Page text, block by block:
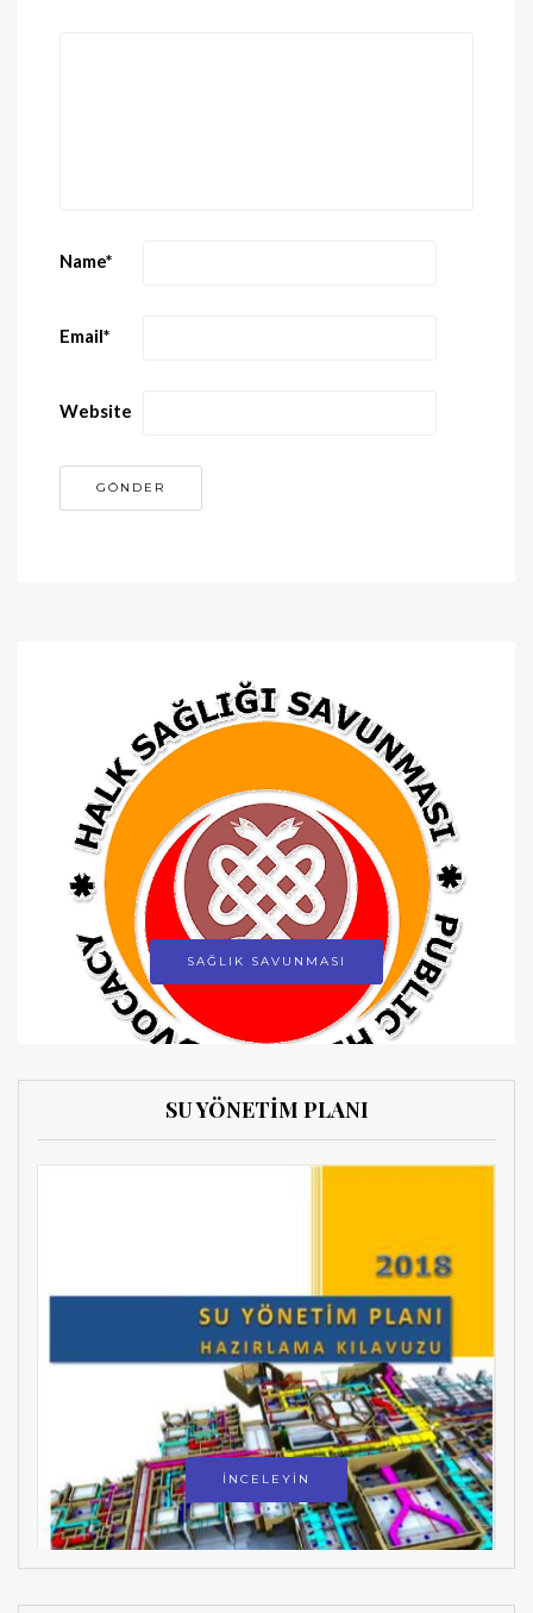
Name*
Email*
Website
SAĞLIK SAVUNMASI
SU YÖNETİM PLANI
İNCELEYİN